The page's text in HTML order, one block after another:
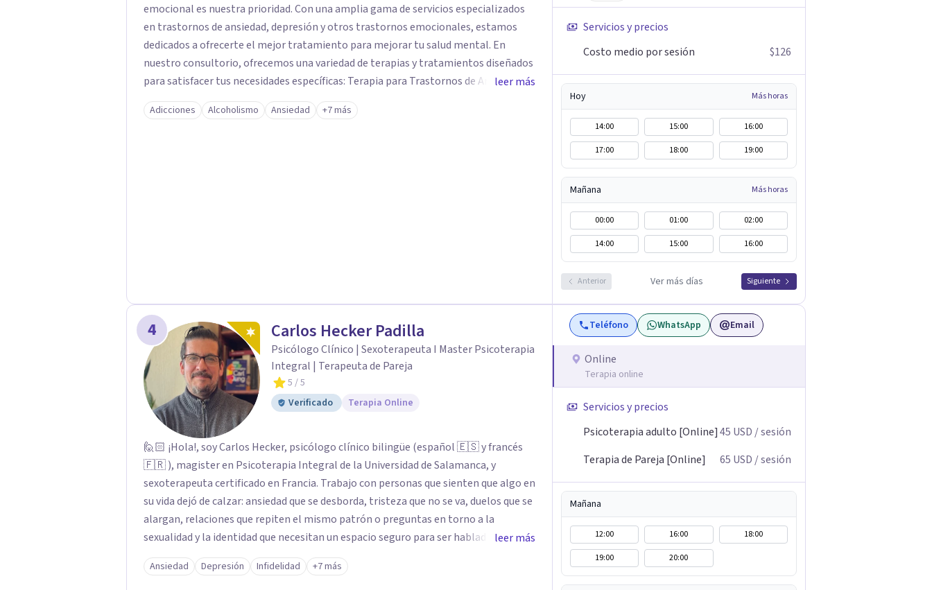
emocional es nuestra prioridad. Con una amplia gama de servicios especializados
en trastornos de ansiedad, depresión y otros trastornos emocionales, estamos
dedicados a ofrecerte el mejor tratamiento para mejorar tu salud mental. En
nuestro consultorio, ofrecemos una variedad de terapias y tratamientos diseñados
para satisfacer tus necesidades específicas: Terapia para Trastornos de Ansiedad y
Depresión: Somos expertos en el tratamiento de la ansiedad y la depresión,
utilizando enfoques basados en evidencia para ayudarte a recuperar tu bienestar
leer más
Adicciones Alcoholismo Ansiedad +7 más
Servicios y precios
Costo medio por sesión
$126
Hoy Más horas
14:00 15:00
16:00
17:00
18:00 19:00
Mañana Más horas
00:00 01:00
02:00
14:00
15:00 16:00
Anterior Ver más días Siguiente
4 Carlos Hecker Padilla
Psicólogo Clínico | Sexoterapeuta I Master Psicoterapia
Integral | Terapeuta de Pareja
5 / 5
Verificado
Terapia Online
🙋🏻 ¡Hola!, soy Carlos Hecker, psicólogo clínico bilingüe (español 🇪🇸 y francés
🇫🇷 ), magister en Psicoterapia Integral de la Universidad de Salamanca, y
sexoterapeuta certificado en Francia. Trabajo con personas que sienten que algo en
su vida dejó de calzar: ansiedad que se desborda, tristeza que no se va, duelos que se
alargan, relaciones que repiten el mismo patrón o preguntas en torno a la
sexualidad y la identidad que necesitan un espacio seguro para ser habladas. Mi
orientación teórica integra una mirada Humanista-Relacional con Terapia Breve,
donde el modo en que te vinculas ocupa un lugar central: cómo te relacionas
leer más
Ansiedad Depresión Infidelidad +7 más
Teléfono WhatsApp Email
Online
Terapia online
Servicios y precios
Psicoterapia adulto [Online]45 USD / sesión
Terapia de Pareja [Online]
65 USD / sesión
Mañana
12:00 16:00
18:00
19:00
20:00